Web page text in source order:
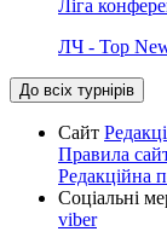
Ліга
ЛЧ - Top
До всіх турнірів
Сайт
Правила
Редакційна
Соціальні
viber